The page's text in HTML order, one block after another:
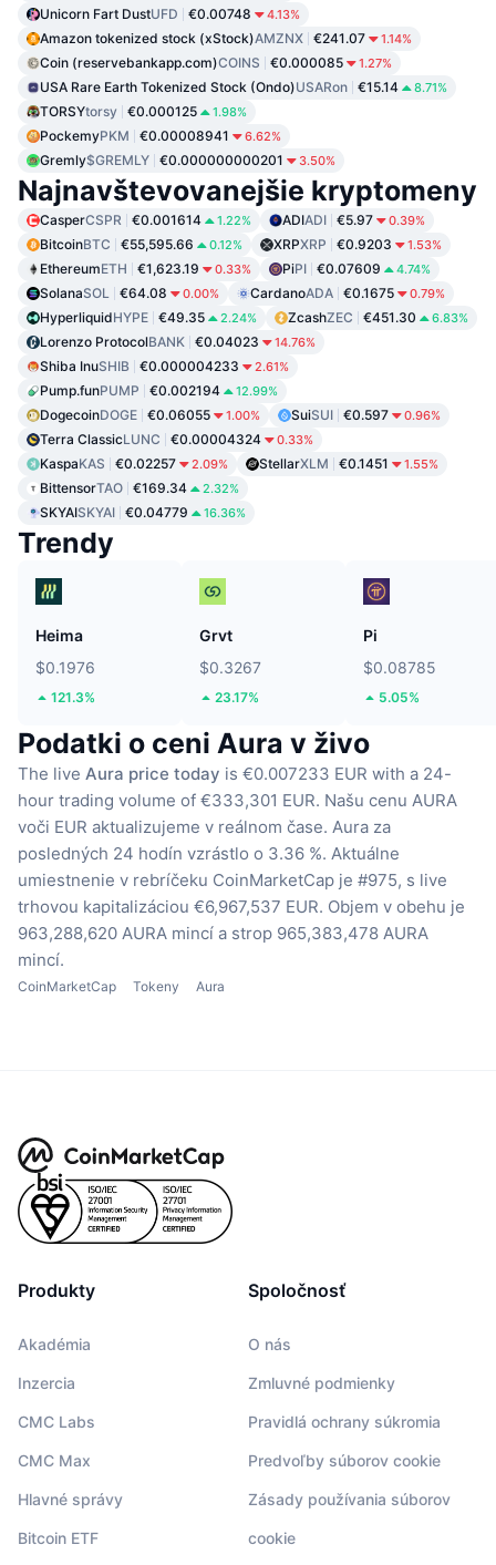
Unicorn Fart DustUFD €0.00748 4.13%
Amazon tokenized stock (xStock)AMZNX €241.07 1.14%
Coin (reservebankapp.com)COINS €0.000085 1.27%
USA Rare Earth Tokenized Stock (Ondo)USARon €15.14 8.71%
TORSYtorsy €0.000125 1.98%
PockemyPKM €0.00008941 6.62%
Gremly$GREMLY €0.000000000201 3.50%
Najnavštevovanejšie kryptomeny
CasperCSPR €0.001614 1.22% ADIADI €5.97 0.39%
BitcoinBTC €55,595.66 0.12% XRPXRP €0.9203 1.53%
EthereumETH €1,623.19 0.33% PiPI €0.07609 4.74%
SolanaSOL €64.08 0.00% CardanoADA €0.1675 0.79%
HyperliquidHYPE €49.35 2.24% ZcashZEC €451.30 6.83%
Lorenzo ProtocolBANK €0.04023 14.76%
Shiba InuSHIB €0.000004233 2.61%
Pump.funPUMP €0.002194 12.99%
DogecoinDOGE €0.06055 1.00% SuiSUI €0.597 0.96%
Terra ClassicLUNC €0.00004324 0.33%
KaspaKAS €0.02257 2.09% StellarXLM €0.1451 1.55%
BittensorTAO €169.34 2.32%
SKYAISKYAI €0.04779 16.36%
Trendy
Heima
$0.1976
121.3%
Grvt
$0.3267
23.17%
Pi
$0.08785
5.05%
Podatki o ceni Aura v živo
The live Aura price today is €0.007233 EUR with a 24-
hour trading volume of €333,301 EUR. Našu cenu AURA
voči EUR aktualizujeme v reálnom čase. Aura za
posledných 24 hodín vzrástlo o 3.36 %. Aktuálne
umiestnenie v rebríčeku CoinMarketCap je #975, s live
trhovou kapitalizáciou €6,967,537 EUR. Objem v obehu je
963,288,620 AURA mincí a strop 965,383,478 AURA
mincí.
CoinMarketCap Tokeny Aura
Produkty
Akadémia
Inzercia
CMC Labs
CMC Max
Hlavné správy
Bitcoin ETF
Spoločnosť
O nás
Zmluvné podmienky
Pravidlá ochrany súkromia
Predvoľby súborov cookie
Zásady používania súborov
cookie